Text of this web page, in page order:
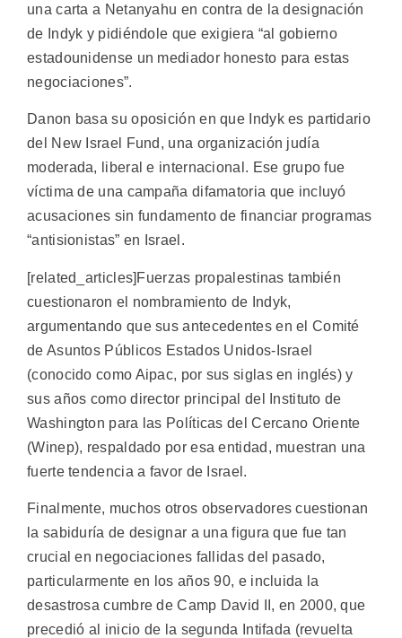
una carta a Netanyahu en contra de la designación
de Indyk y pidiéndole que exigiera “al gobierno
estadounidense un mediador honesto para estas
negociaciones”.
Danon basa su oposición en que Indyk es partidario
del New Israel Fund, una organización judía
moderada, liberal e internacional. Ese grupo fue
víctima de una campaña difamatoria que incluyó
acusaciones sin fundamento de financiar programas
“antisionistas” en Israel.
[related_articles]Fuerzas propalestinas también
cuestionaron el nombramiento de Indyk,
argumentando que sus antecedentes en el Comité
de Asuntos Públicos Estados Unidos-Israel
(conocido como Aipac, por sus siglas en inglés) y
sus años como director principal del Instituto de
Washington para las Políticas del Cercano Oriente
(Winep), respaldado por esa entidad, muestran una
fuerte tendencia a favor de Israel.
Finalmente, muchos otros observadores cuestionan
la sabiduría de designar a una figura que fue tan
crucial en negociaciones fallidas del pasado,
particularmente en los años 90, e incluida la
desastrosa cumbre de Camp David II, en 2000, que
precedió al inicio de la segunda Intifada (revuelta